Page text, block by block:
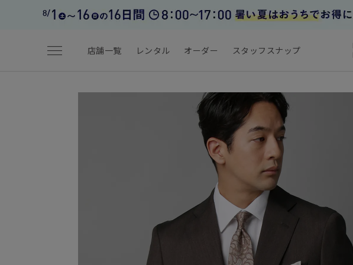
menu 店舗一覧 レンタル オーダー スタッフスナップ